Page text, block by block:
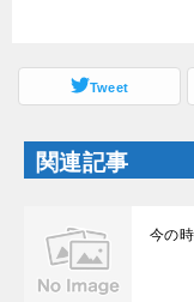
ま い
ウ
ィ
ウ
で
開
)
Tweet
関連記事
今の